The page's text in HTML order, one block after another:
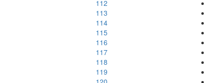
112
113
114
115
116
117
118
119